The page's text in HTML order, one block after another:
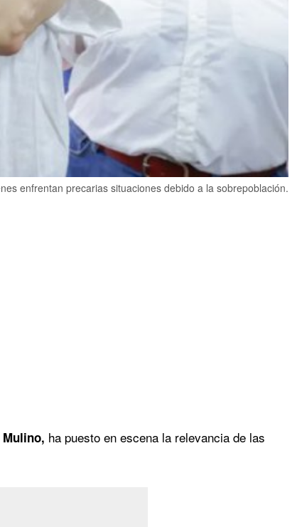
enfrentan precarias situaciones debido a la sobrepoblación.
ha puesto en escena la relevancia de las